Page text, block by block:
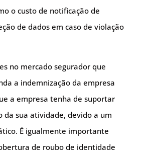
o custo de notificação de
de dados em caso de violação
no mercado segurador que
a indemnização da empresa
a empresa tenha de suportar
da sua atividade, devido a um
É igualmente importante
de roubo de identidade